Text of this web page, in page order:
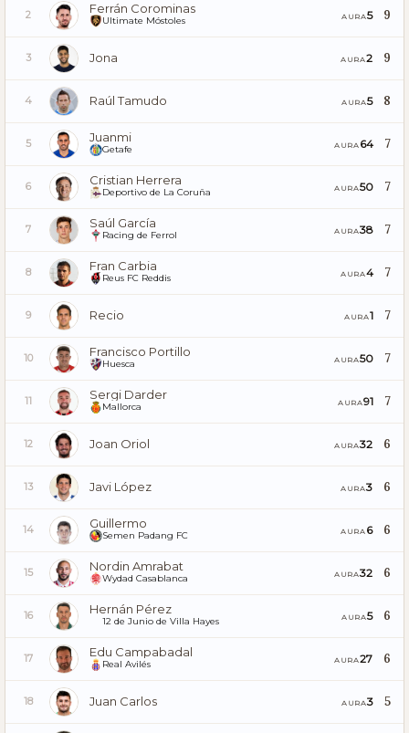
2 Ferrán Corominas
Ultimate Móstoles AURA5 9
3 Jona AURA2 9
4 Raúl Tamudo AURA5 8
5 Juanmi
Getafe AURA 64 7
6 Cristian Herrera
Deportivo de La Coruña AURA50 7
7 Saúl García
Racing de Ferrol AURA38 7
8 Fran Carbia
Reus FC Reddis AURA4 7
9 Recio AURA1 7
10 Francisco Portillo
Huesca AURA50 7
11 Sergi Darder
Mallorca AURA91 7
12 Joan Oriol AURA32 6
13 Javi López AURA3 6
14 Guillermo
Semen Padang FC AURA 6 6
15 Nordin Amrabat
Wydad Casablanca AURA32 6
16 Hernán Pérez
12 de Junio de Villa Hayes AURA5 6
17 Edu Campabadal
Real Avilés AURA27 6
18 Juan Carlos AURA3 5